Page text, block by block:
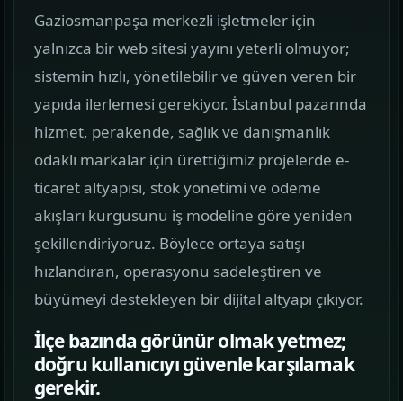
görün.
02 Hizmetler
Web, yazılım, mobil ve pazarlama hizmetlerini
tek yerden görün.
Kurumsal Web Tasarım
KURUMSAL SUNUM
E-ticaret Sitesi Tasarımı
SATIŞ VITRINI
MOBIL ÜRÜN
Gaziosmanpaşa merkezli işletmeler için
yalnızca bir web sitesi yayını yeterli olmuyor;
sistemin hızlı, yönetilebilir ve güven veren bir
yapıda ilerlemesi gerekiyor. İstanbul pazarında
hizmet, perakende, sağlık ve danışmanlık
odaklı markalar için ürettiğimiz projelerde e-
ticaret altyapısı, stok yönetimi ve ödeme
akışları kurgusunu iş modeline göre yeniden
şekillendiriyoruz. Böylece ortaya satışı
hızlandıran, operasyonu sadeleştiren ve
büyümeyi destekleyen bir dijital altyapı çıkıyor.
İlçe bazında görünür olmak yetmez;
doğru kullanıcıyı güvenle karşılamak
gerekir.